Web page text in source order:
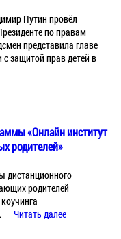
Путин провёл
по правам
представила главе
защитой прав детей в
«Онлайн институт
родителей»
дистанционного
родителей
Читать далее